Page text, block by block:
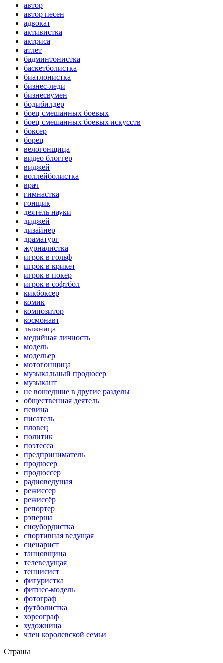
автор
автор песен
адвокат
активистка
актриса
атлет
бадминтонистка
баскетболистка
биатлонистка
бизнес-леди
бизнесвумен
бодибилдер
боец смешанных боевых
боец смешанных боевых искусств
боксер
борец
велогонщица
видео блоггер
виджей
воллейболистка
врач
гимнастка
гонщик
деятель науки
диджей
дизайнер
драматург
журналистка
игрок в гольф
игрок в крикет
игрок в покер
игрок в софтбол
кикбоксер
комик
композитор
космонавт
лыжница
медийная личность
модель
модельер
мотогонщица
музыкальный продюсер
музыкант
не вошедшие в другие разделы
общественная деятель
певица
писатель
пловец
политик
поэтесса
предприниматель
продюсер
продюссер
радиоведущая
режиссер
режиссёр
репортер
рэперша
сноубордистка
спортивная ведущая
сценарист
танцовщица
телеведущая
теннисист
фигуристка
фитнес-модель
фотограф
футболистка
хореограф
художница
член королевской семьи
Страны